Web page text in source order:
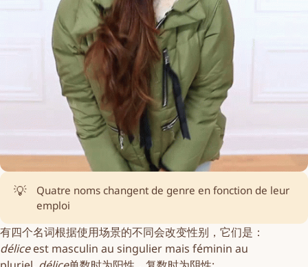
💡
Quatre noms changent de genre en fonction de leur
emploi
有四个名词根据使用场景的不同会改变性别，它们是：
déliceest masculin au singulier mais féminin au